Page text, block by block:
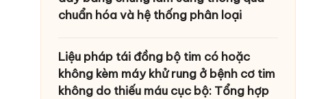
chuẩn hóa và hệ thống phân loại
Liệu pháp tái đồng bộ tim có hoặc
không kèm máy khử rung ở bệnh cơ tim
không do thiếu máu cục bộ: Tổng hợp